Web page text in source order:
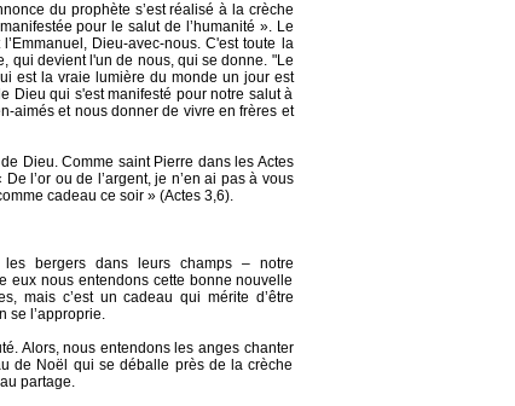
du prophète s’est réalisé à la crèche
pour le salut de l’humanité ». Le
Dieu-avec-nous. C'est toute la
qui devient l'un de nous, qui se donne. "Le
est la vraie lumière du monde un jour est
Dieu qui s'est manifesté pour notre salut à
aimés et nous donner de vivre en frères et
Dieu. Comme saint Pierre dans les Actes
l’or ou de l’argent, je n’en ai pas à vous
cadeau ce soir » (Actes 3,6).
bergers dans leurs champs – notre
eux nous entendons cette bonne nouvelle
mais c’est un cadeau qui mérite d’être
se l’approprie.
Alors, nous entendons les anges chanter
de Noël qui se déballe près de la crèche
partage.